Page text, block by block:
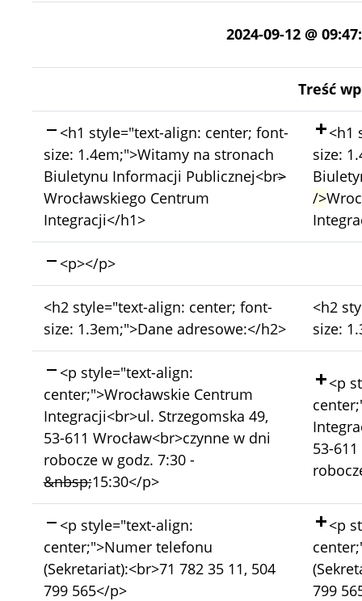
2024-09-12 @
Treść
Skasowano:
<h1 style="text-align: center; font-
size: 1.4em;">Witamy na stronach
Biuletynu Informacji Publicznej<br>
Wrocławskiego Centrum
Integracji</h1>
<h1
size:
/>
Skasowano:
<p></p>
Bez
zmian:
<h2 style="text-align: center; font-
size: 1.3em;">Dane adresowe:</h2>
Bez
zmian:
<h2
size:
Skasowano:
<p style="text-align:
center;">Wrocławskie Centrum
Integracji<br>ul. Strzegomska 49,
53-611 Wrocław<br>czynne w dni
robocze w godz. 7:30 -
&nbsp;15:30</p>
<p
53-
Skasowano:
<p style="text-align:
center;">Numer telefonu
(Sekretariat):<br>71 782 35 11, 504
799 565</p>
<p
799